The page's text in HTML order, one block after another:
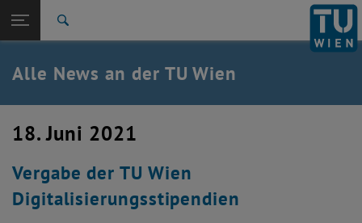
TU Login
Quicklinks
Quicklinks-Menü umschalten
Studium
Karriere
Zurück: Subseiten von TU Wien Startseite auflisten
Zurück zur letzten Ebene:
TU Wien Startseite
Übersicht
Alle News an der TU Wien
18. Juni 2021
Vergabe der TU Wien
Digitalisierungsstipendien